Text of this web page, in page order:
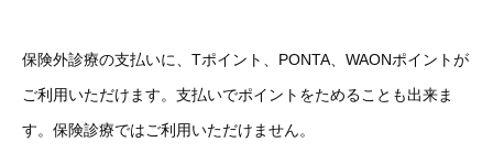
保険外診療の支払いに、Tポイント、PONTA、WAONポイントが
ご利用いただけます。支払いでポイントをためることも出来ま
す。保険診療ではご利用いただけません。